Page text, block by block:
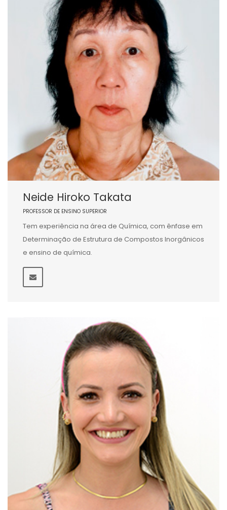
Neide Hiroko Takata
PROFESSOR DE ENSINO SUPERIOR
Tem experiência na área de Química, com ênfase em
Determinação de Estrutura de Compostos Inorgânicos
e ensino de química.